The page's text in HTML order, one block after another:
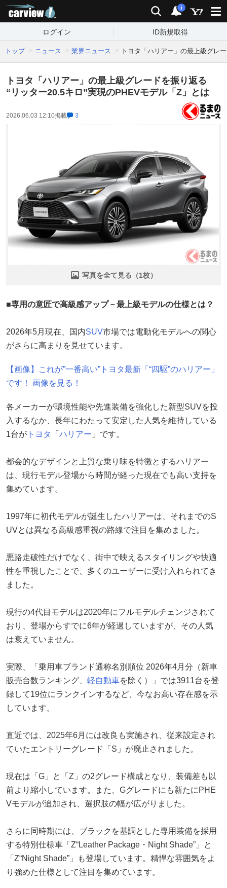
検索 通知
i
ログイン ID新規取得
トップ ニュース 業界ニュース トヨタ「ハリアー」の最上級グレ
トヨタ「ハリアー」の最上級グレードを振り返る
“リッター20.5キロ”実現のPHEVモデル「Z」とは
2026.06.03 12:10掲載 3
写真を全て見る（1枚）
■専用の意匠で高級感アップ－最上級モデルの仕様とは？
2026年5月現在、国内SUV市場では電動化モデルへの関心
がさらに高まりを見せています。
【画像】これが”一番高い”トヨタ最新「“四駆”のハリアー」
です！ 画像を見る！
各メーカーが環境性能や先進装備を強化した新型SUVを投
入するなか、長年にわたって安定した人気を維持している
1台が トヨタ 「 ハリアー 」です。
都会的なデザインと上質な乗り味を特徴とするハリアー
は、現行モデル登場から時間が経った現在でも高い支持を
集めています。
1997年に初代モデルが誕生したハリアーは、それまでのS
UVとは異なる高級感重視の路線で注目を集めました。
悪路走破性だけでなく、街中で映えるスタイリングや快適
性を重視したことで、多くのユーザーに受け入れられてき
ました。
現行の4代目モデルは2020年にフルモデルチェンジされて
おり、登場からすでに6年が経過していますが、その人気
は衰えていません。
実際、「乗用車ブランド通称名別順位 2026年4月分（新車
販売台数ランキング、 軽自動車を除く）」では3911台を登
録して19位にランクインするなど、今なお高い存在感を示
しています。
直近では、2025年6月には改良も実施され、従来設定され
ていたエントリーグレード「S」が廃止されました。
現在は「G」と「Z」の2グレード構成となり、装備差も以
前より縮小しています。また、Gグレードにも新たにPHE
Vモデルが追加され、選択肢の幅が広がりました。
さらに同時期には、ブラックを基調とした専用装備を採用
する特別仕様車「Z“Leather Package・Night Shade”」と
「Z“Night Shade”」も登場しています。精悍な雰囲気をよ
り強めた仕様として注目を集めています。